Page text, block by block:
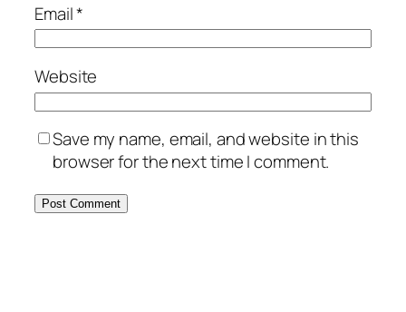
Email*
Website
Save my name, email, and website in this
browser for the next time I comment.